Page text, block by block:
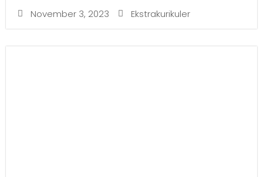
November 3, 2023 Ekstrakurikuler